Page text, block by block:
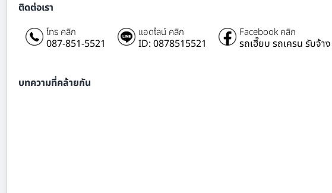
ติดต่อเรา
โทร คลิก
087-851-5521
แอดไลน์ คลิก
ID: 0878515521
Facebook คลิก
รถเฮี๊ยบ รถเครน รับจ้าง
บทความที่คล้ายกัน